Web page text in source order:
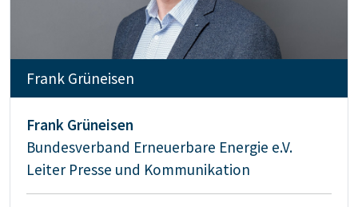
Frank Grüneisen
Frank Grüneisen
Bundesverband Erneuerbare Energie e.V.
Leiter Presse und Kommunikation